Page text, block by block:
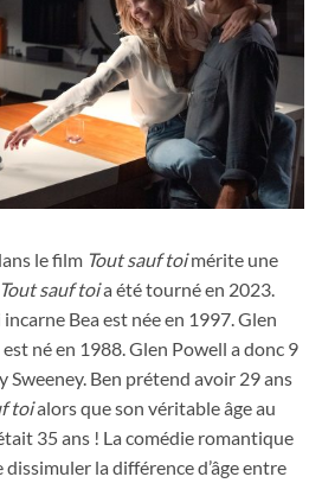
qui est tombé sous son charme
esclavage amoureux dans le film Tout
le film Tout sauf toimérite une
Tout sauf toia été tourné en 2023.
Bea est née en 1997. Glen
né en 1988. Glen Powell a donc 9
Sweeney. Ben prétend avoir 29 ans
toialors que son véritable âge au
35 ans ! La comédie romantique
la différence d’âge entre